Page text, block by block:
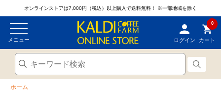
オンラインストアは7,000円（税込）以上購入で送料無料！ ※一部地域を除く
メニュー ログイン
0
カート
ホーム